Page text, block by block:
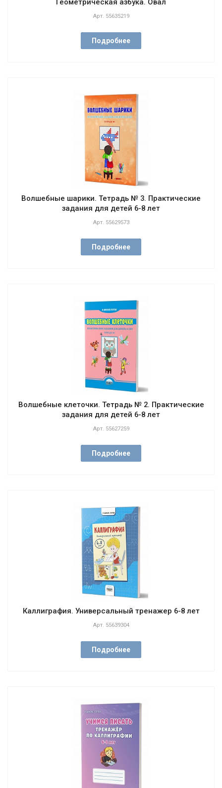
Геометрическая азбука. Овал
Арт. 55635219
Подробнее
Волшебные шарики. Тетрадь № 3. Практические
задания для детей 6-8 лет
Арт. 55629573
Подробнее
Волшебные клеточки. Тетрадь № 2. Практические
задания для детей 6-8 лет
Арт. 55627259
Подробнее
Каллиграфия. Универсальный тренажер 6-8 лет
Арт. 55639304
Подробнее